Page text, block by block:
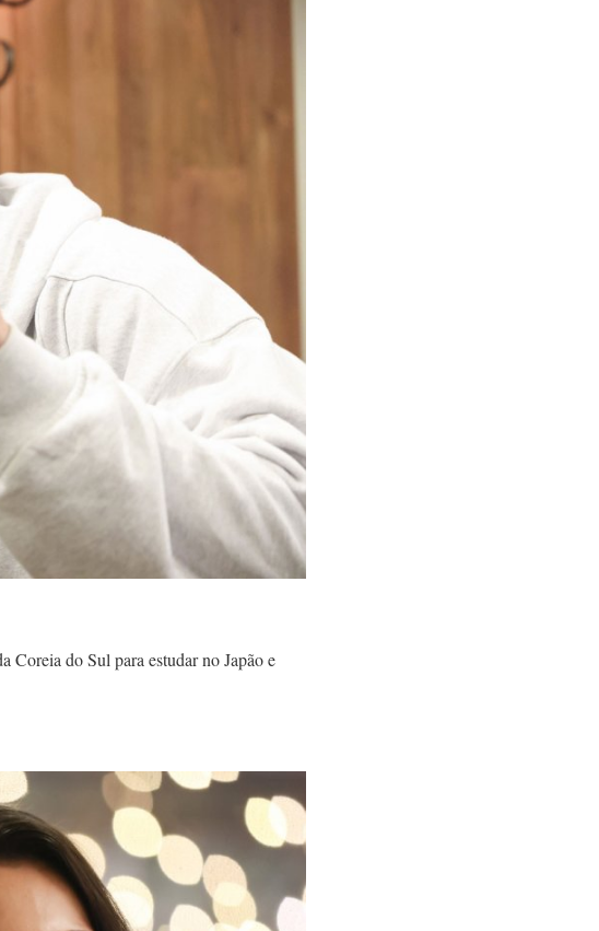
Coreia do Sul para estudar no Japão e